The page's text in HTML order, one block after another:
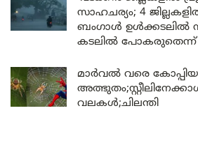
സാഹചര്യം; 4
ബംഗാൾ ഉൾക്കടലിൽ
കടലിൽ പോകരുതെന്ന്
മാർവൽ വരെ
വലകൾ;ചിലന്തി